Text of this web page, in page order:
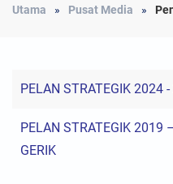
Utama Pusat Media
PELAN STRATEGIK 2024
PELAN STRATEGIK 2019
GERIK